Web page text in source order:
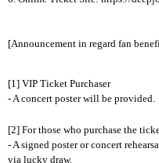
[Announcement in regard fan
[1] VIP Ticket Purchaser
- A concert poster will be provided.
[2] For those who purchase the
- A signed poster or concert
via lucky draw.